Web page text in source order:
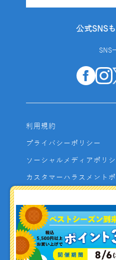
公式SNS
SNS
利用規約
プライバシーポリシー
ソーシャルメディアポリ
カスタマーハラスメント
よくあるご質問
お問い合わせ
利用者資金の保全方法